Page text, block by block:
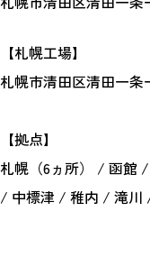
【札幌工場】
札幌市清田区清田一条
【拠点】
札幌（6ヵ所） / 函館
/ 中標津 / 稚内 / 滝川